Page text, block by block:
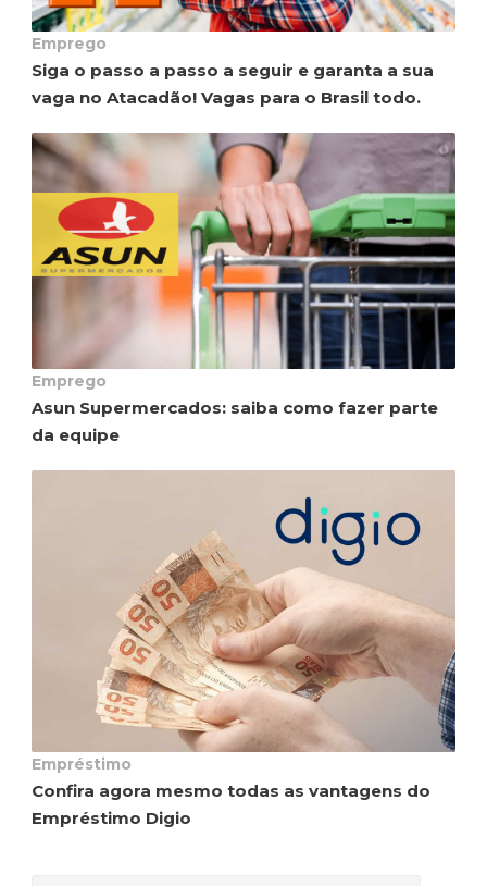
Emprego
Siga o passo a passo a seguir e garanta a sua
vaga no Atacadão! Vagas para o Brasil todo.
Emprego
Asun Supermercados: saiba como fazer parte
da equipe
Empréstimo
Confira agora mesmo todas as vantagens do
Empréstimo Digio